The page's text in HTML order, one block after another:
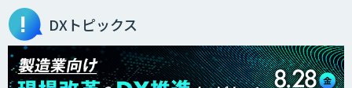
MµgenGAI
DXトピックス